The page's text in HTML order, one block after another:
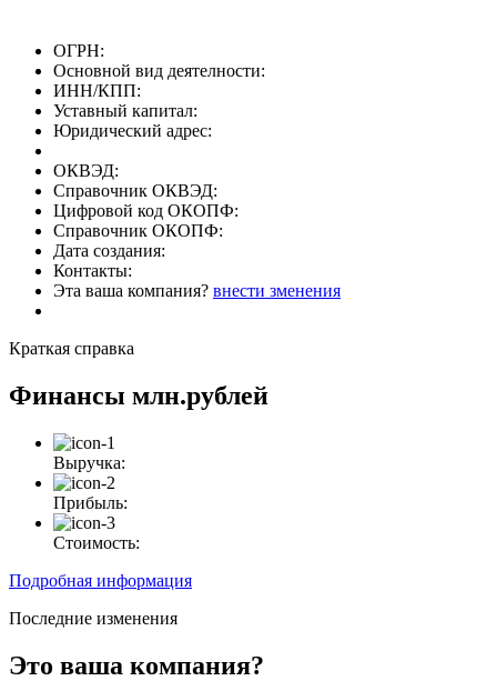
ОГРН:
Основной вид деятелности:
ИНН/КПП:
Уставный капитал:
Юридический адрес:
ОКВЭД:
Справочник ОКВЭД:
Цифровой код ОКОПФ:
Справочник ОКОПФ:
Дата создания:
Контакты:
Эта ваша компания? внести зменения
Краткая справка
Финансы млн.рублей
Выручка:
Прибыль:
Стоимость:
Подробная информация
Последние изменения
Это ваша компания?